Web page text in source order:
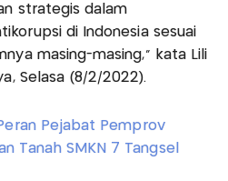
strategis dalam
di Indonesia sesuai
masing-masing," kata Lili
Selasa (8/2/2022).
Pejabat Pemprov
Tanah SMKN 7 Tangsel